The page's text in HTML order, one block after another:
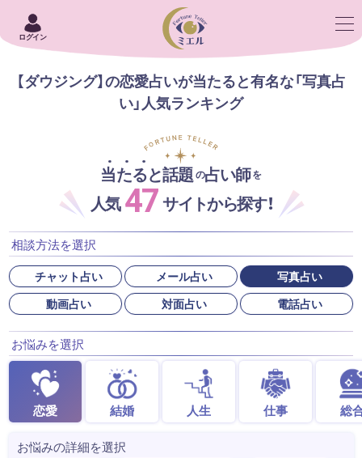
ログイン
【ダウジング】の恋愛占いが当たると有名な「写真占
い」人気ランキング
当たると話題の占い師を
人気47サイトから探す！
相談方法を選択
チャット占い メール占い
写真占い
動画占い
対面占い 電話占い
お悩みを選択
恋愛 結婚 人生 仕事 総
お悩みの詳細を選択